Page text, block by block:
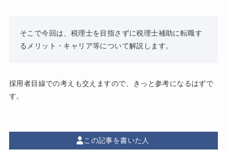
そこで今回は、税理士を目指さずに税理士補助に転職す
るメリット・キャリア等について解説します。
採用者目線での考えも交えますので、きっと参考になるはずで
す。
この記事を書いた人